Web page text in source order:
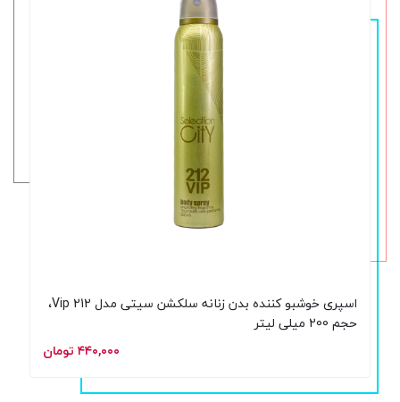
اسپری خوشبو کننده بدن زنانه سلکشن سیتی مدل 212 Vip،
حجم 200 میلی لیتر
۴۴۰,۰۰۰ تومان